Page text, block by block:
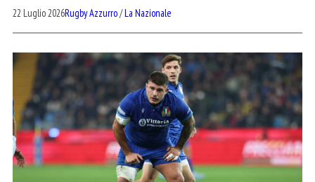
22 Luglio 2026Rugby Azzurro/La Nazionale